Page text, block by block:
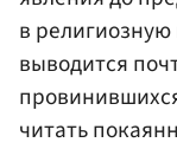
в религиозную
выводится
читать